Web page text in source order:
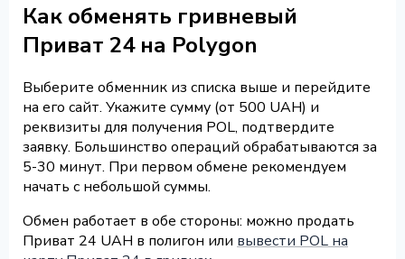
Как обменять гривневый
Приват 24 на Polygon
Выберите обменник из списка выше и перейдите
на его сайт. Укажите сумму (от 500 UAH) и
реквизиты для получения POL, подтвердите
заявку. Большинство операций обрабатываются за
5-30 минут. При первом обмене рекомендуем
начать с небольшой суммы.
Обмен работает в обе стороны: можно продать
Приват 24 UAH в полигон или вывести POL на